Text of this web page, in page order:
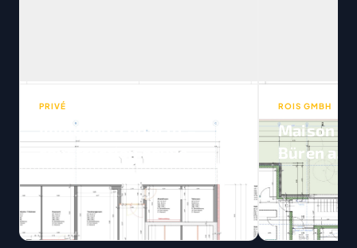
PRIVÉ
Immeuble collectif –
construction neuve
ROIS GMBH
Maison
Büren a.A.